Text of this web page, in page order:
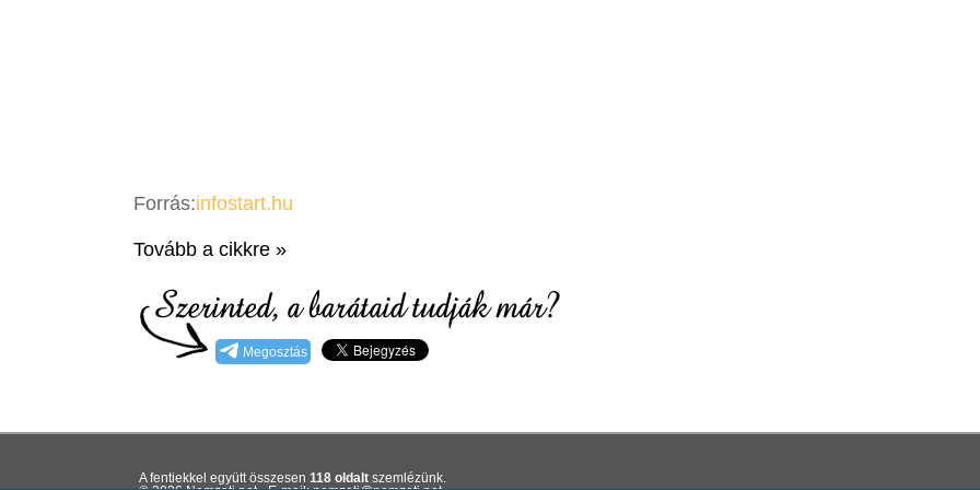
Forrás:infostart.hu
Tovább a cikkre »
Megosztás
A fentiekkel együtt összesen 118 oldalt szemlézünk.